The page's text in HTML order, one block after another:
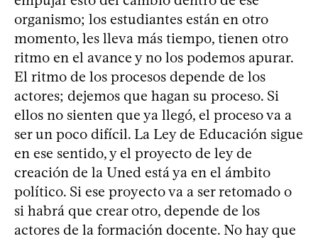
organismo; los estudiantes están en otro
momento, les lleva más tiempo, tienen otro
ritmo en el avance y no los podemos apurar.
El ritmo de los procesos depende de los
actores; dejemos que hagan su proceso. Si
ellos no sienten que ya llegó, el proceso va a
ser un poco difícil. La Ley de Educación sigue
en ese sentido, y el proyecto de ley de
creación de la Uned está ya en el ámbito
político. Si ese proyecto va a ser retomado o
si habrá que crear otro, depende de los
actores de la formación docente. No hay que